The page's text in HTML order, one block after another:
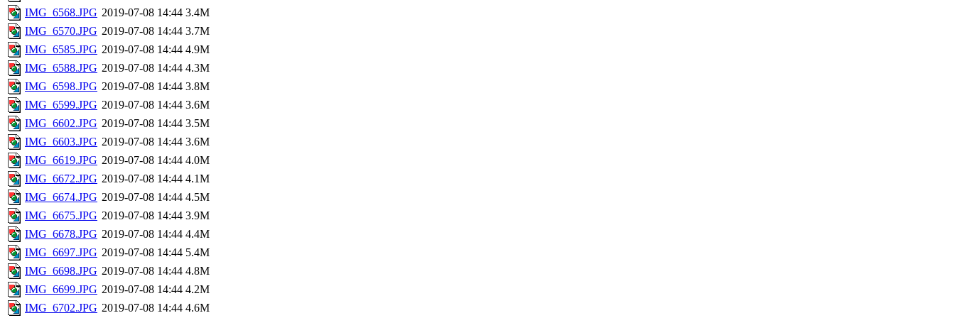
IMG_6568.JPG 2019-07-08 14:44 3.4M
IMG_6570.JPG 2019-07-08 14:44 3.7M
IMG_6585.JPG 2019-07-08 14:44 4.9M
IMG_6588.JPG 2019-07-08 14:44 4.3M
IMG_6598.JPG 2019-07-08 14:44 3.8M
IMG_6599.JPG 2019-07-08 14:44 3.6M
IMG_6602.JPG 2019-07-08 14:44 3.5M
IMG_6603.JPG 2019-07-08 14:44 3.6M
IMG_6619.JPG 2019-07-08 14:44 4.0M
IMG_6672.JPG 2019-07-08 14:44 4.1M
IMG_6674.JPG 2019-07-08 14:44 4.5M
IMG_6675.JPG 2019-07-08 14:44 3.9M
IMG_6678.JPG 2019-07-08 14:44 4.4M
IMG_6697.JPG 2019-07-08 14:44 5.4M
IMG_6698.JPG 2019-07-08 14:44 4.8M
IMG_6699.JPG 2019-07-08 14:44 4.2M
IMG_6702.JPG 2019-07-08 14:44 4.6M